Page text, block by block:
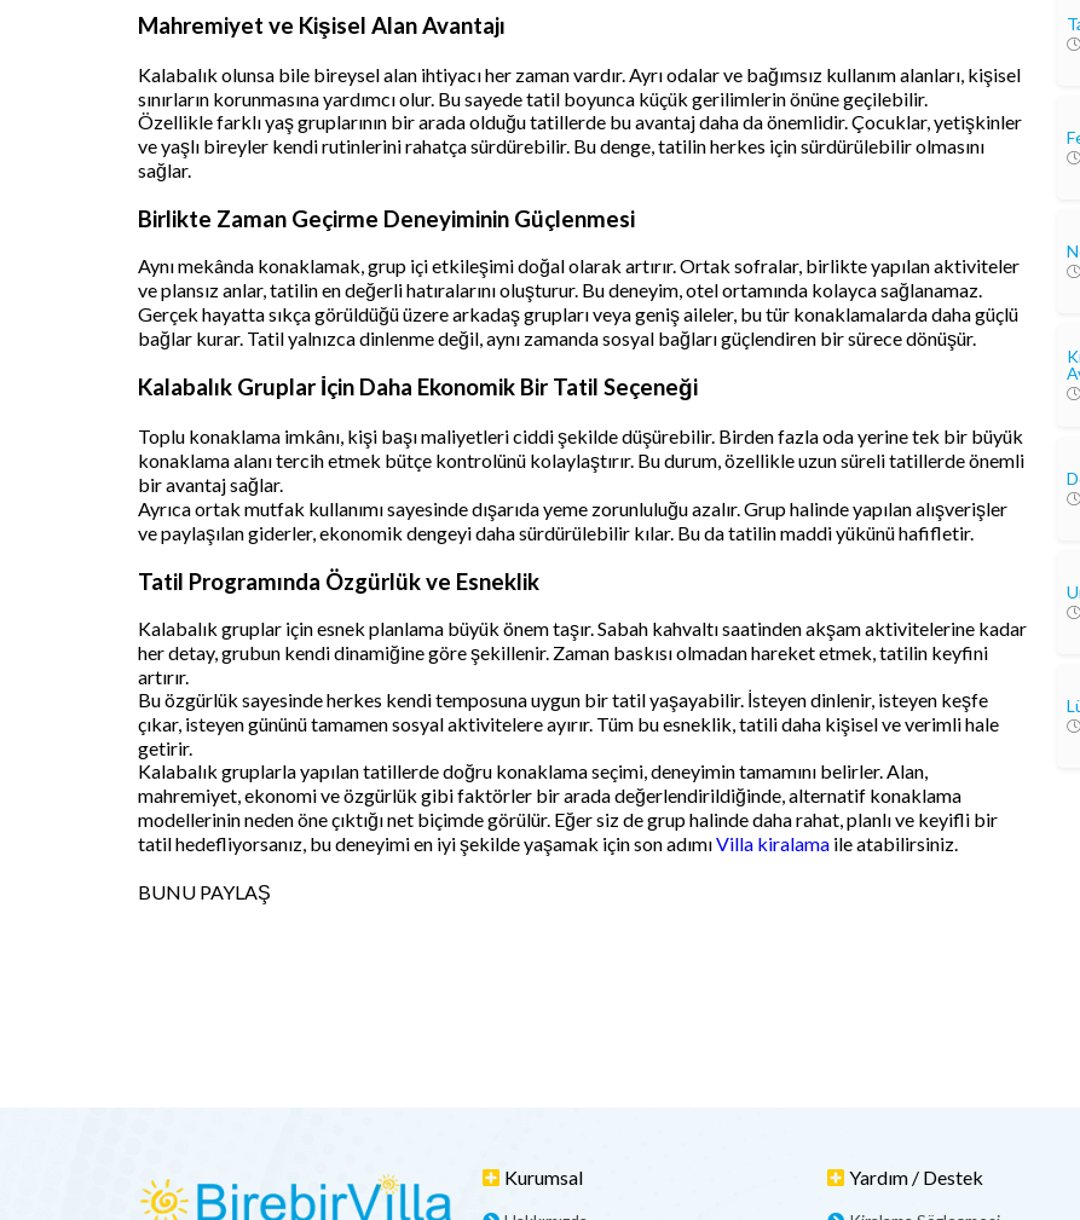
Mahremiyet ve Kişisel Alan Avantajı
Kalabalık olunsa bile bireysel alan ihtiyacı her zaman vardır. Ayrı odalar ve bağımsız kullanım alanları, kişisel
sınırların korunmasına yardımcı olur. Bu sayede tatil boyunca küçük gerilimlerin önüne geçilebilir.
Özellikle farklı yaş gruplarının bir arada olduğu tatillerde bu avantaj daha da önemlidir. Çocuklar, yetişkinler
ve yaşlı bireyler kendi rutinlerini rahatça sürdürebilir. Bu denge, tatilin herkes için sürdürülebilir olmasını
sağlar.
Birlikte Zaman Geçirme Deneyiminin Güçlenmesi
Aynı mekânda konaklamak, grup içi etkileşimi doğal olarak artırır. Ortak sofralar, birlikte yapılan aktiviteler
ve plansız anlar, tatilin en değerli hatıralarını oluşturur. Bu deneyim, otel ortamında kolayca sağlanamaz.
Gerçek hayatta sıkça görüldüğü üzere arkadaş grupları veya geniş aileler, bu tür konaklamalarda daha güçlü
bağlar kurar. Tatil yalnızca dinlenme değil, aynı zamanda sosyal bağları güçlendiren bir sürece dönüşür.
Kalabalık Gruplar İçin Daha Ekonomik Bir Tatil Seçeneği
Toplu konaklama imkânı, kişi başı maliyetleri ciddi şekilde düşürebilir. Birden fazla oda yerine tek bir büyük
konaklama alanı tercih etmek bütçe kontrolünü kolaylaştırır. Bu durum, özellikle uzun süreli tatillerde önemli
bir avantaj sağlar.
Ayrıca ortak mutfak kullanımı sayesinde dışarıda yeme zorunluluğu azalır. Grup halinde yapılan alışverişler
ve paylaşılan giderler, ekonomik dengeyi daha sürdürülebilir kılar. Bu da tatilin maddi yükünü hafifletir.
Tatil Programında Özgürlük ve Esneklik
Kalabalık gruplar için esnek planlama büyük önem taşır. Sabah kahvaltı saatinden akşam aktivitelerine kadar
her detay, grubun kendi dinamiğine göre şekillenir. Zaman baskısı olmadan hareket etmek, tatilin keyfini
artırır.
Bu özgürlük sayesinde herkes kendi temposuna uygun bir tatil yaşayabilir. İsteyen dinlenir, isteyen keşfe
çıkar, isteyen gününü tamamen sosyal aktivitelere ayırır. Tüm bu esneklik, tatili daha kişisel ve verimli hale
getirir.
Kalabalık gruplarla yapılan tatillerde doğru konaklama seçimi, deneyimin tamamını belirler. Alan,
mahremiyet, ekonomi ve özgürlük gibi faktörler bir arada değerlendirildiğinde, alternatif konaklama
modellerinin neden öne çıktığı net biçimde görülür. Eğer siz de grup halinde daha rahat, planlı ve keyifli bir
tatil hedefliyorsanız, bu deneyimi en iyi şekilde yaşamak için son adımıVilla kiralama ile atabilirsiniz.
BUNU PAYLAŞ
Kurumsal Yardım / Destek